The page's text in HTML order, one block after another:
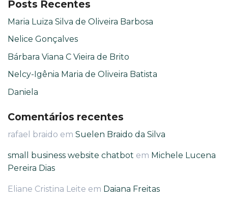
Posts Recentes
Maria Luiza Silva de Oliveira Barbosa
Nelice Gonçalves
Bárbara Viana C Vieira de Brito
Nelcy-Igênia Maria de Oliveira Batista
Daniela
Comentários recentes
rafael braido em Suelen Braido da Silva
small business website chatbot em Michele Lucena
Pereira Dias
Eliane Cristina Leite em Daiana Freitas